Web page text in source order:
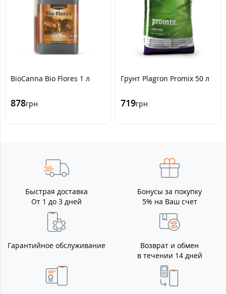
BioCanna Bio Flores 1 л
878грн
Грунт Plagron Promix 50 л
719грн
Быстрая доставка
От 1 до 3 дней
Бонусы за покупку
5% на Ваш счет
Гарантийное обслуживание
Возврат и обмен
в течении 14 дней